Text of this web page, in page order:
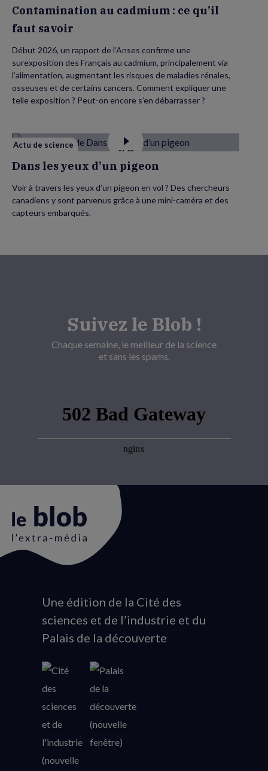
de
Contamination
faut
savoir
Contamination au cadmium : ce qu’il
faut savoir
Début 2026, un rapport de l’Anses confirme une
surexposition des Français au cadmium, principalement via
l’alimentation, augmentant les risques de maladies rénales,
osseuses et de certains cancers. Comment expliquer une
telle exposition ? Peut-on encore s’en débarrasser ?
Voir
la
vidéo
de
les
yeux
d’un
01:03
Actu de science
Dans les yeux d’un pigeon
Voir à travers les yeux d’un pigeon en vol ? Des chercheurs
canadiens y sont parvenus grâce à une mini-caméra et des
capteurs embarqués.
Suivez le Blob !
Chaque semaine, le meilleur de la science
et sans les spams.
Animation
du
logo
Une édition de la Cité des
sciences et de l’industrie et du
Palais de la découverte